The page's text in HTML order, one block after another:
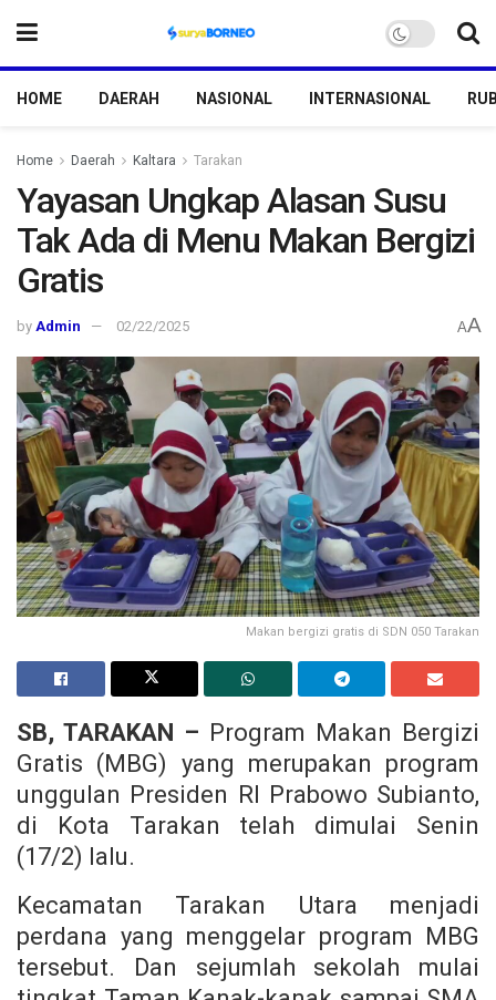
HOME DAERAH NASIONAL INTERNASIONAL
Home Daerah Kaltara Tarakan
Yayasan Ungkap Alasan Susu
Tak Ada di Menu Makan Bergizi
Gratis
by Admin 02/22/2025 AA
Makan bergizi gratis di SDN 050 Tarakan
SB, TARAKAN – Program Makan Bergizi
Gratis (MBG) yang merupakan program
unggulan Presiden RI Prabowo Subianto,
di Kota Tarakan telah dimulai Senin
(17/2) lalu.
Kecamatan Tarakan Utara menjadi
perdana yang menggelar program MBG
tersebut. Dan sejumlah sekolah mulai